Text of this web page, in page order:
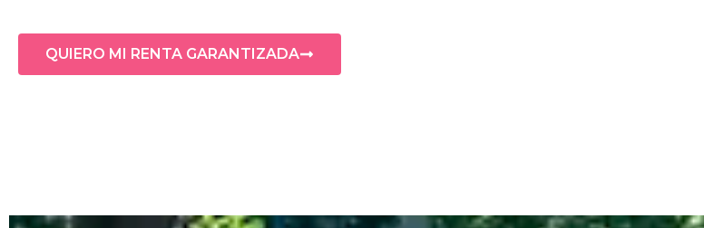
QUIERO MI RENTA GARANTIZADA